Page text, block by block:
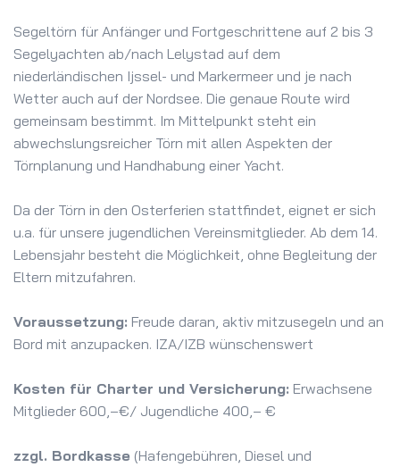
Segeltörn für Anfänger und Fortgeschrittene auf 2 bis 3
Segelyachten ab/nach Lelystad auf dem
niederländischen Ijssel- und Markermeer und je nach
Wetter auch auf der Nordsee. Die genaue Route wird
gemeinsam bestimmt. Im Mittelpunkt steht ein
abwechslungsreicher Törn mit allen Aspekten der
Törnplanung und Handhabung einer Yacht.
Da der Törn in den Osterferien stattfindet, eignet er sich
u.a. für unsere jugendlichen Vereinsmitglieder. Ab dem 14.
Lebensjahr besteht die Möglichkeit, ohne Begleitung der
Eltern mitzufahren.
Voraussetzung: Freude daran, aktiv mitzusegeln und an
Bord mit anzupacken. IZA/IZB wünschenswert
Kosten für Charter und Versicherung: Erwachsene
Mitglieder 600,–€/ Jugendliche 400,– €
zzgl. Bordkasse (Hafengebühren, Diesel und